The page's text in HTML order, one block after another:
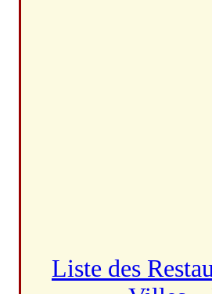
Liste des